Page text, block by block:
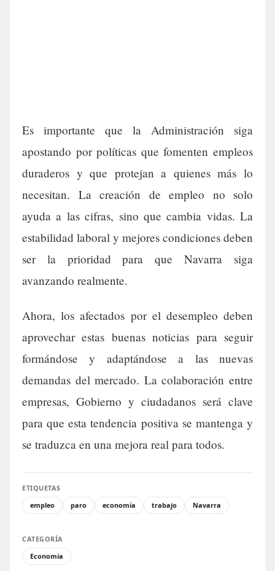
Es importante que la Administración siga
apostando por políticas que fomenten empleos
duraderos y que protejan a quienes más lo
necesitan. La creación de empleo no solo
ayuda a las cifras, sino que cambia vidas. La
estabilidad laboral y mejores condiciones deben
ser la prioridad para que Navarra siga
avanzando realmente.
Ahora, los afectados por el desempleo deben
aprovechar estas buenas noticias para seguir
formándose y adaptándose a las nuevas
demandas del mercado. La colaboración entre
empresas, Gobierno y ciudadanos será clave
para que esta tendencia positiva se mantenga y
se traduzca en una mejora real para todos.
ETIQUETAS
empleo
paro economía trabajo Navarra
CATEGORÍA
Economía